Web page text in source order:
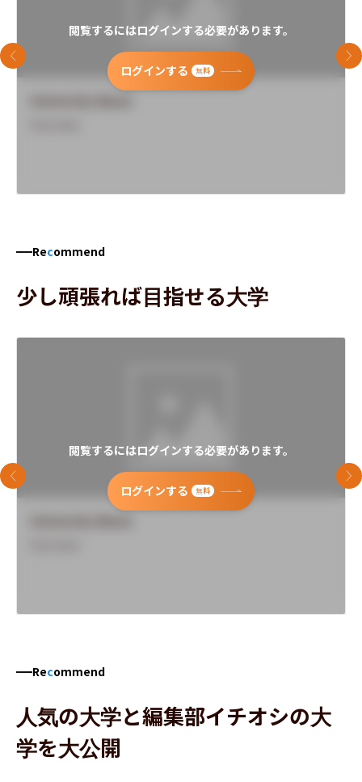
閲覧するにはログインする必要があります。
ログインする 無料
前のスライド 次
Recommend
少し頑張れば目指せる大学
閲覧するにはログインする必要があります。
ログインする 無料
前のスライド 次
Recommend
人気の大学と編集部イチオシの大
学を大公開